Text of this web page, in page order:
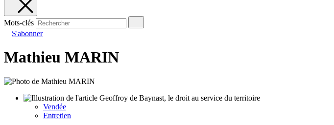
Mots-clés
S'abonner
Mathieu MARIN
Vendée
Entretien